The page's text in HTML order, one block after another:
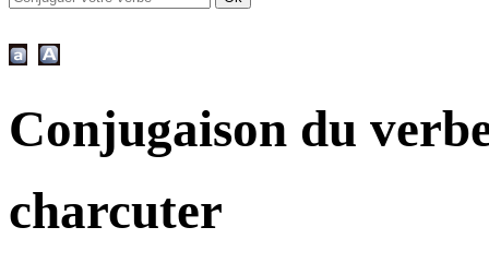
Conjugaison du
charcuter